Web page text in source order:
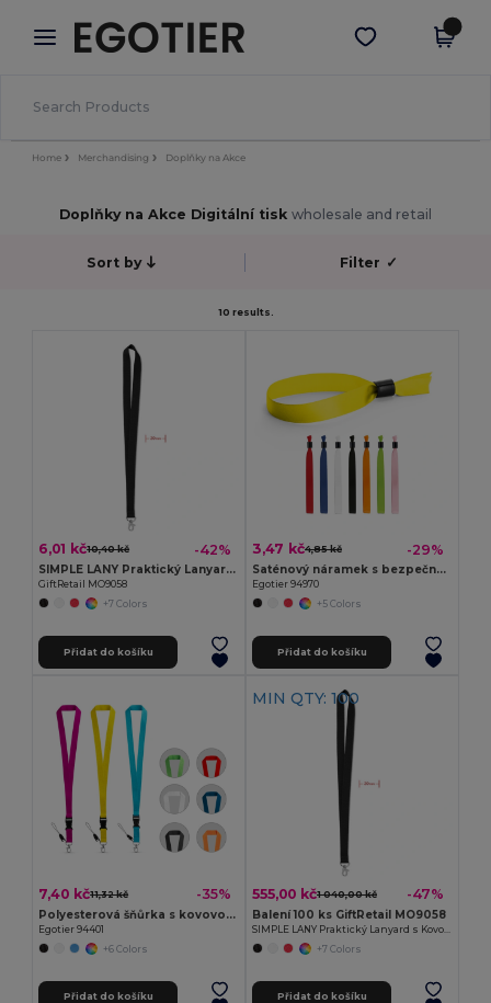
× Aplikace Egotier
Lepší ceny v aplikaci!
Stáhnout app
Home Merchandising Doplňky na Akce
Doplňky na Akce Digitální tisk wholesale and retail
Sort by Filter ✓
10 results.
6,01 kč10,40 kč -42%
SIMPLE LANY Praktický Lanyard s Kovovým Háčkem 20 mm
GiftRetail MO9058
+7 Colors
Přidat do košíku
3,47 kč4,85 kč -29%
Saténový náramek s bezpečnostní sponou
Egotier 94970
+5 Colors
Přidat do košíku
7,40 kč11,32 kč -35%
Polyesterová šňůrka s kovovou karabinou
Egotier 94401
+6 Colors
Přidat do košíku
MIN QTY: 100
555,00 kč1 040,00 kč -47%
Balení 100 ks GiftRetail MO9058
+7 Colors
Přidat do košíku